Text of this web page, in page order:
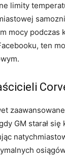
limity
mocy podczas
ten
GM starał